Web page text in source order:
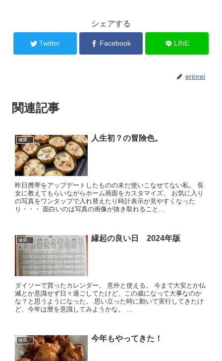
シェアする
Twitter Facebook LINE
erinrei
関連記事
健康。 人生初？の冒険色。
昨日携帯をアップデートしたものの未だ使いこなせてない私。 長
女に教えてもらいながらホーム画面をカスタマイズ。 お気に入り
の写真をワンタップで入れ替えたり時計表示が見やすくなった
り・・・ 面白いのは写真の画像が抜き取れること...
健康。 縁起の良い日 2024年版
ダイソーで買ったカレンダー。 意外と使える。 今まで大安とか仏
滅とか意識せず日々過ごしてたけど、この歳になって大事なのか
な？と思うようになった。 思い立った時に動いて実行してきたけ
ど、今年は暦を意識してみようかな。 ...
健康。 今年もやってきた！